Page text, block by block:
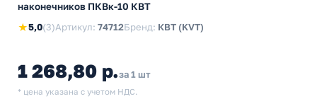
наконечников ПКВк-10 КВТ
★5,0(3)Артикул: 74712Бренд: КВТ (KVT)
1 268,80 р.за 1 шт
* цена указана с учетом НДС.